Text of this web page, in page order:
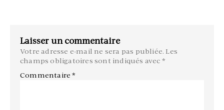
Laisser un commentaire
Votre adresse e-mail ne sera pas publiée. Les
champs obligatoires sont indiqués avec *
Commentaire*